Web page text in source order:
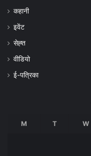
कहानी
इवेंट
सेह्त
वीडियो
ई-पत्रिका
M T W